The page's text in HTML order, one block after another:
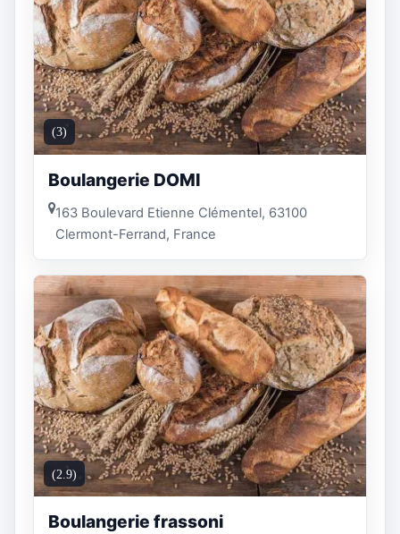
(3)
Boulangerie DOMI
163 Boulevard Etienne Clémentel, 63100
Clermont-Ferrand, France
(2.9)
Boulangerie frassoni